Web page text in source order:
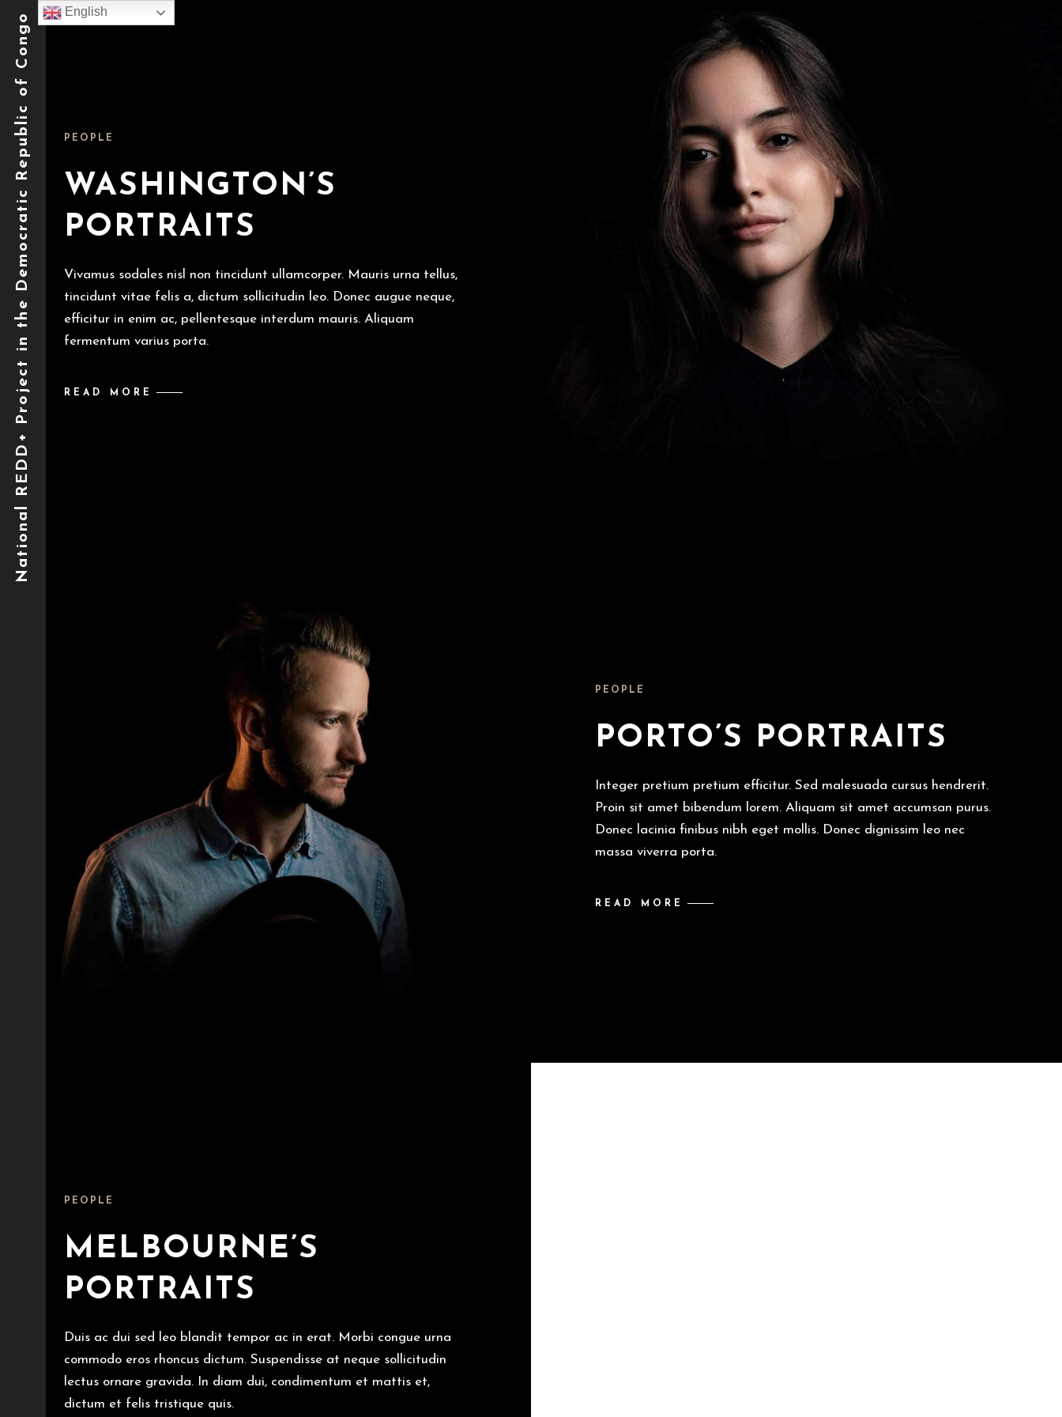
National REDD+ Project in the Democratic Republic of Congo PEOPLE
WASHINGTON’S
PORTRAITS
Vivamus sodales nisl non tincidunt ullamcorper. Mauris urna tellus,
tincidunt vitae felis a, dictum sollicitudin leo. Donec augue neque,
efficitur in enim ac, pellentesque interdum mauris. Aliquam
fermentum varius porta.
READ MORE
PEOPLE
PORTO’S PORTRAITS
Integer pretium pretium efficitur. Sed malesuada cursus hendrerit.
Proin sit amet bibendum lorem. Aliquam sit amet accumsan purus.
Donec lacinia finibus nibh eget mollis. Donec dignissim leo nec
massa viverra porta.
READ MORE
PEOPLE
MELBOURNE’S
PORTRAITS
Duis ac dui sed leo blandit tempor ac in erat. Morbi congue urna
commodo eros rhoncus dictum. Suspendisse at neque sollicitudin
lectus ornare gravida. In diam dui, condimentum et mattis et,
dictum et felis tristique quis.
English